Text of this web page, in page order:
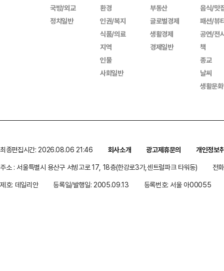
국방/외교
정치일반
환경
인권/복지
식품/의료
지역
인물
사회일반
부동산
글로벌경제
생활경제
경제일반
음식/맛
패션/뷰
공연/전
책
종교
날씨
생활문
최종편집시간: 2026.08.06 21:46 회사소개 광고제휴문의
개인정보
주소 : 서울특별시 용산구 서빙고로 17, 18층(한강로3가,센트럴파크 타워동)
전
제호: 데일리안
등록일/발행일: 2005.09.13 등록번호: 서울 아00055